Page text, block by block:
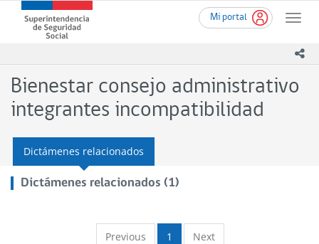
contenido
Mi portal
Toggle
Superintendencia
de
-
Gobierno
de
Bienestar consejo administrativo
integrantes incompatibilidad
Dictámenes relacionados
Dictámenes relacionados (1)
Previous 1 Next